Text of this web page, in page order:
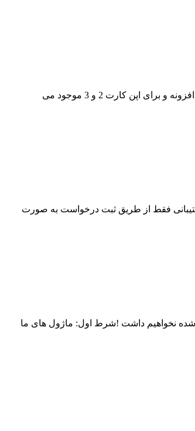
در حال حاضر افزونه فرم ساز در دو نسخه در فروشگاه ما موجود است.نسخه 1.0 که فقط برای اپن کارت نسخه 1.5 می باشد.نسخه 1.1 که نسخه جدیدتر این افزونه و برای اپن کارت 2 و 3 موجود می
خرید فروشگاه ذکر شده است، پشتیبانی فقط از طریق ثبت درخواست به صورت
شده نخواهیم داشت !شرط اول: ماژول های ما